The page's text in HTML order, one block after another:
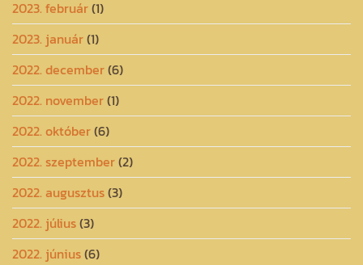
2023. február(1)
2023. január(1)
2022. december(6)
2022. november(1)
2022. október(6)
2022. szeptember(2)
2022. augusztus(3)
2022. július(3)
2022. június(6)